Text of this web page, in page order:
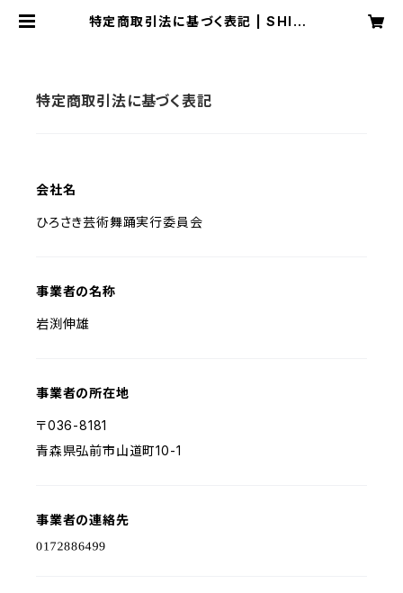
特定商取引法に基づく表記 | SHIRO
特定商取引法に基づく表記
会社名
ひろさき芸術舞踊実行委員会
事業者の名称
岩渕伸雄
事業者の所在地
〒036-8181
青森県弘前市山道町10-1
事業者の連絡先